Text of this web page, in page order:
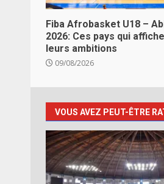
Fiba Afrobasket U18 –
2026: Ces pays qui
leurs ambitions
09/08/2026
VOUS AVEZ PEUT-ÊTRE